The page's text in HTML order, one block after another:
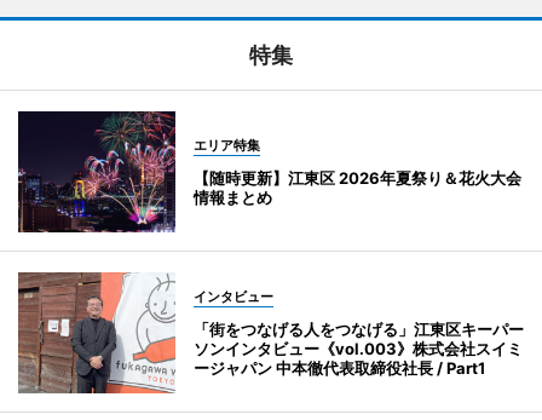
特集
エリア特集
【随時更新】江東区 2026年夏祭り＆花火大会
情報まとめ
インタビュー
「街をつなげる人をつなげる」江東区キーパー
ソンインタビュー《vol.003》株式会社スイミ
ージャパン 中本徹代表取締役社長 / Part1